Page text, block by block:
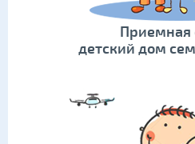
Приемная
детский дом